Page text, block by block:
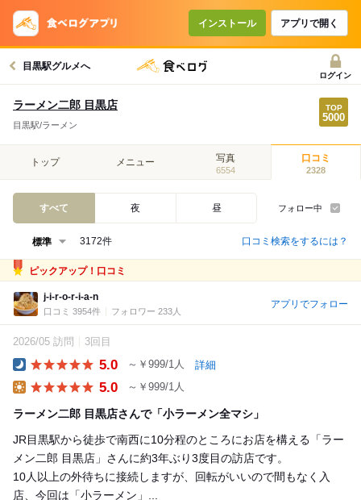
インストール アプリで開く
目黒駅グルメへ
ログイン
ラーメン二郎 目黒店
目黒駅/ラーメン
トップ メニュー 写真
6554
口コミ
2328
すべて 夜 昼 フォロー中
3172件 口コミ検索をするには？
ピックアップ！口コミ
j-i-r-o-r-i-a-n
口コミ 3954件 フォロワー 233人
アプリでフォロー
2026/05 訪問 3回目
5.0 ～￥999/1人 詳細
5.0 ～￥999/1人
ラーメン二郎 目黒店さんで「小ラーメン全マシ」
JR目黒駅から徒歩で南西に10分程のところにお店を構える「ラー
メン二郎 目黒店」さんに約3年ぶり3度目の訪店です。
10人以上の外待ちに接続しますが、回転がいいので間もなく入
店、今回は「小ラーメン」...